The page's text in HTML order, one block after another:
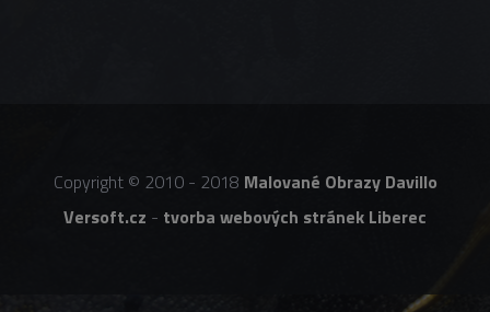
Copyright © 2010 - 2018 Malované Obrazy Davillo
Versoft.cz - tvorba webových stránek Liberec